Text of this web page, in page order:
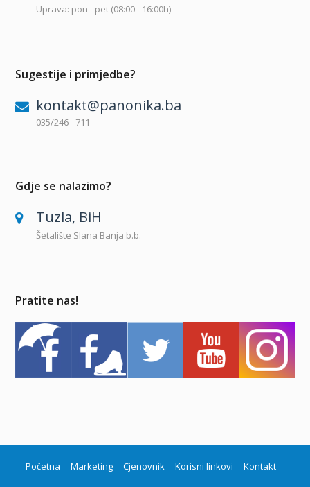
Uprava: pon - pet (08:00 - 16:00h)
Sugestije i primjedbe?
kontakt@panonika.ba
035/246 - 711
Gdje se nalazimo?
Tuzla, BiH
Šetalište Slana Banja b.b.
Pratite nas!
Početna Marketing Cjenovnik Korisni linkovi Kontakt